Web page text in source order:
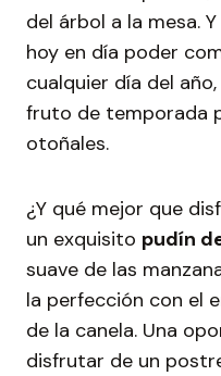
del árbol a la mesa.
hoy en día poder
cualquier día del
fruto de temporada
otoñales.
¿Y qué mejor que
un exquisito pudín
suave de las
la perfección con el
de la canela. Una
disfrutar de un